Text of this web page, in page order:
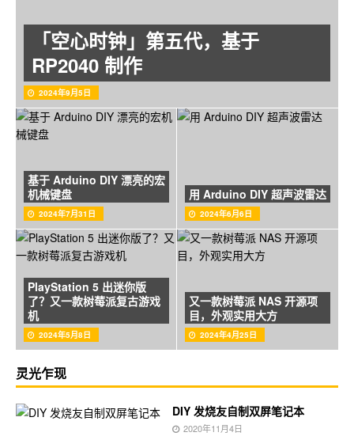
「空心时钟」第五代，基于
RP2040 制作
2024年9月5日
基于 Arduino DIY 漂亮的宏
机械键盘
2024年7月31日
用 Arduino DIY 超声波雷达
2024年6月6日
PlayStation 5 出迷你版
了？又一款树莓派复古游戏
机
2024年5月8日
又一款树莓派 NAS 开源项
目，外观实用大方
2024年4月25日
灵光乍现
DIY 发烧友自制双屏笔记本
2020年11月4日